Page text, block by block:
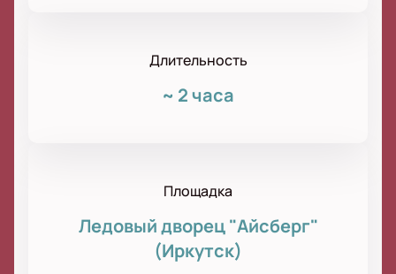
Длительность
~ 2 часа
Площадка
Ледовый дворец "Айсберг"
(Иркутск)